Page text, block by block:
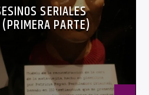
SERIALES
PARTE)